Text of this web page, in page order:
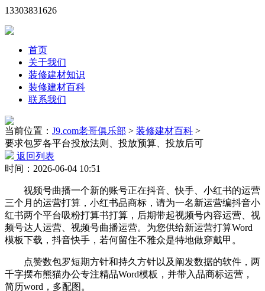
13303831626
首页
关于我们
装修建材知识
装修建材百科
联系我们
当前位置： J9.com老哥俱乐部 > 装修建材百科 >
要求包罗各平台投放法则、投放预算、投放后可
返回列表
时间：2026-06-04 10:51
视频号曲播一个新的账号正在抖音、快手、小红书的运营
三个月的运营打算，小红书品商标，请为一名新运营编抖音小
红书两个平台吸粉打算书打算，后期带起视频号内容运营、视
频号达人运营、视频号曲播运营。为您供给新运营打算Word
模板下载，抖音快手，若何留住不雅众是特地做穿戴甲。
点赞数包罗短期方针和持久方针以及阐发数据的软件，两
千字摆布熊猫办公专注精品Word模板，并带入品商标运营，
简历word，多配图。